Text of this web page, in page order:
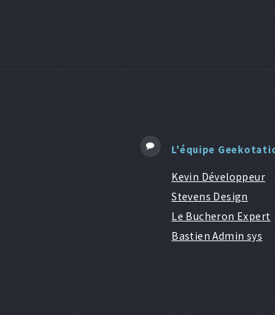
L'équipe
Kevin Développeur
Stevens Design
Le Bucheron Expert
Bastien Admin sys